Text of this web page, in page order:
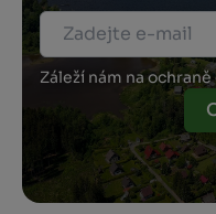
Záleží nám na